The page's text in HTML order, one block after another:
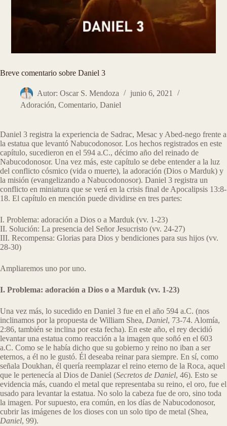
Breve comentario sobre Daniel 3
Autor: Oscar S. Mendoza
junio 6, 2021
Adoración, Comentario, Daniel
Daniel 3 registra la experiencia de Sadrac, Mesac y Abed-nego frente a
la estatua que levantó Nabucodonosor. Los hechos registrados en este
capítulo, sucedieron en el 594 a.C., décimo año del reinado de
Nabucodonosor. Una vez más, este capítulo se debe entender a la luz
del conflicto cósmico (vida o muerte), la adoración (Dios o Marduk) y
la misión (evangelizando a Nabucodonosor). Daniel 3 registra un
conflicto en miniatura que se verá en la crisis final de Apocalipsis 13:8-
18. El capítulo en mención puede dividirse en tres partes:
I. Problema: adoración a Dios o a Marduk (vv. 1-23)
II. Solución: La presencia del Señor Jesucristo (vv. 24-27)
III. Recompensa: Glorias para Dios y bendiciones para sus hijos (vv.
28-30)
Ampliaremos uno por uno.
I. Problema: adoración a Dios o a Marduk (vv. 1-23)
Una vez más, lo sucedido en Daniel 3 fue en el año 594 a.C. (nos
inclinamos por la propuesta de William Shea, Daniel, 73-74. Alomía,
2:86, también se inclina por esta fecha). En este año, el rey decidió
levantar una estatua como reacción a la imagen que soñó en el 603
a.C. Como se le había dicho que su gobierno y reino no iban a ser
eternos, a él no le gustó. Él deseaba reinar para siempre. En sí, como
señala Doukhan, él quería reemplazar el reino eterno de la Roca, aquel
que le pertenecía al Dios de Daniel (Secretos de Daniel, 46). Esto se
evidencia más, cuando el metal que representaba su reino, el oro, fue el
usado para levantar la estatua. No solo la cabeza fue de oro, sino toda
la imagen. Por supuesto, era común, en los días de Nabucodonosor,
cubrir las imágenes de los dioses con un solo tipo de metal (Shea,
Daniel, 99).